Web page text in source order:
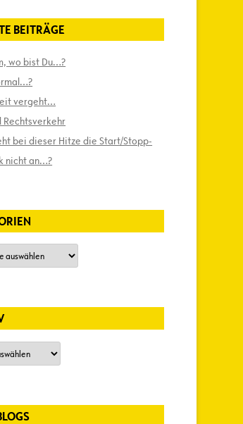
BEITRÄGE
wo bist Du…?
vergeht…
Rechtsverkehr
bei dieser Hitze die Start/Stopp-
nicht an…?